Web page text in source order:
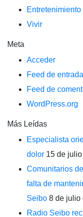
Entretenimiento
Vivir
Meta
Acceder
Feed de
Feed de
WordPress.org
Más Leídas
Especialista
dolor 15 de
Comunitarios
falta de
Seibo 8 de julio
Radio Seibo